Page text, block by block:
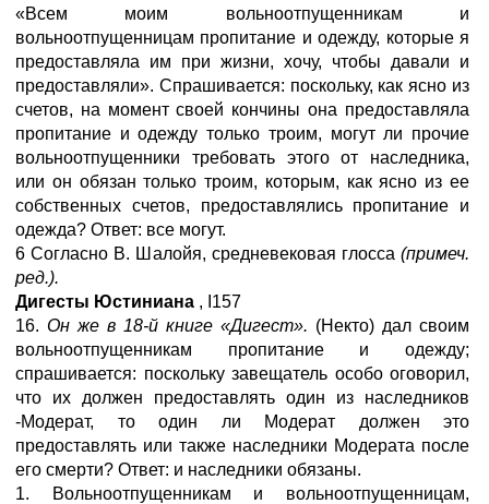
«Всем моим вольноотпущенникам и
вольноотпущенницам пропитание и одежду, которые я
предоставляла им при жизни, хочу, чтобы давали и
предоставляли». Спрашивается: поскольку, как ясно из
счетов, на момент своей кончины она предоставляла
пропитание и одежду только троим, могут ли прочие
вольноотпущенники требовать этого от наследника,
или он обязан только троим, которым, как ясно из ее
собственных счетов, предоставлялись пропитание и
одежда? Ответ: все могут.
6 Согласно В. Шалойя, средневековая глосса (примеч.
ред.).
Дигесты Юстиниана , 157
16. Он же в 18-й книге «Дигест». (Некто) дал своим
вольноотпущенникам пропитание и одежду;
спрашивается: поскольку завещатель особо оговорил,
что их должен предоставлять один из наследников
-Модерат, то один ли Модерат должен это
предоставлять или также наследники Модерата после
его смерти? Ответ: и наследники обязаны.
1. Вольноотпущенникам и вольноотпущенницам,